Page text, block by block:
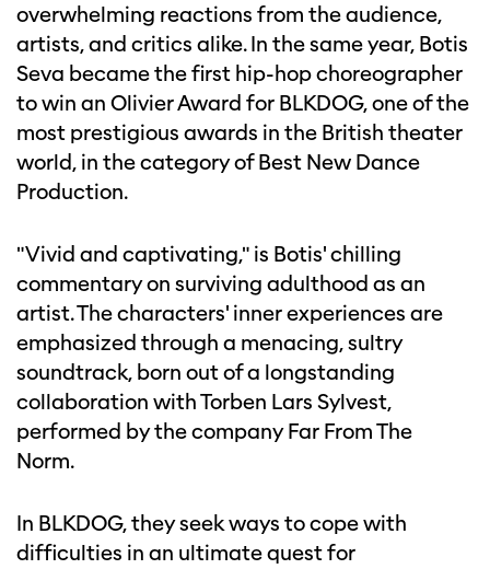
overwhelming reactions from the audience,
artists, and critics alike. In the same year, Botis
Seva became the first hip-hop choreographer
to win an Olivier Award for BLKDOG, one of the
most prestigious awards in the British theater
world, in the category of Best New Dance
Production.
"Vivid and captivating," is Botis' chilling
commentary on surviving adulthood as an
artist. The characters' inner experiences are
emphasized through a menacing, sultry
soundtrack, born out of a longstanding
collaboration with Torben Lars Sylvest,
performed by the company Far From The
Norm.
In BLKDOG, they seek ways to cope with
difficulties in an ultimate quest for